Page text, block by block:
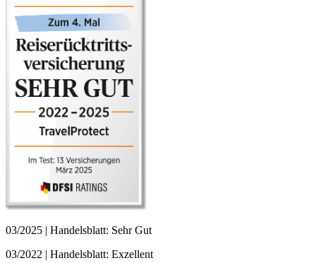
03/2025 | Handelsblatt: Sehr Gut
03/2022 | Handelsblatt: Exzellent